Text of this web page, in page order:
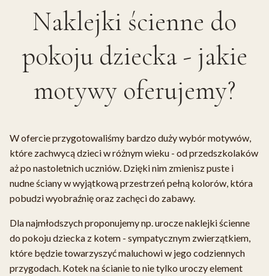
Naklejki ścienne do
pokoju dziecka - jakie
motywy oferujemy?
W ofercie przygotowaliśmy bardzo duży wybór motywów,
które zachwycą dzieci w różnym wieku - od przedszkolaków
aż po nastoletnich uczniów. Dzięki nim zmienisz puste i
nudne ściany w wyjątkową przestrzeń pełną kolorów, która
pobudzi wyobraźnię oraz zachęci do zabawy.
Dla najmłodszych proponujemy np. urocze naklejki ścienne
do pokoju dziecka z kotem - sympatycznym zwierzątkiem,
które będzie towarzyszyć maluchowi w jego codziennych
przygodach. Kotek na ścianie to nie tylko uroczy element